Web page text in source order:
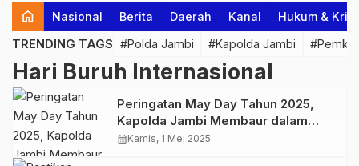
home Nasional Berita Daerah Kanal Hukum &
TRENDING TAGS #Polda Jambi #Kapolda Jambi
Hari Buruh Internasional
Peringatan May Day Tahun 2025,
Kapolda Jambi Membaur dalam
Acara Syukuran, Doa Bersama
calendar_monthKamis, 1 Mei 2025